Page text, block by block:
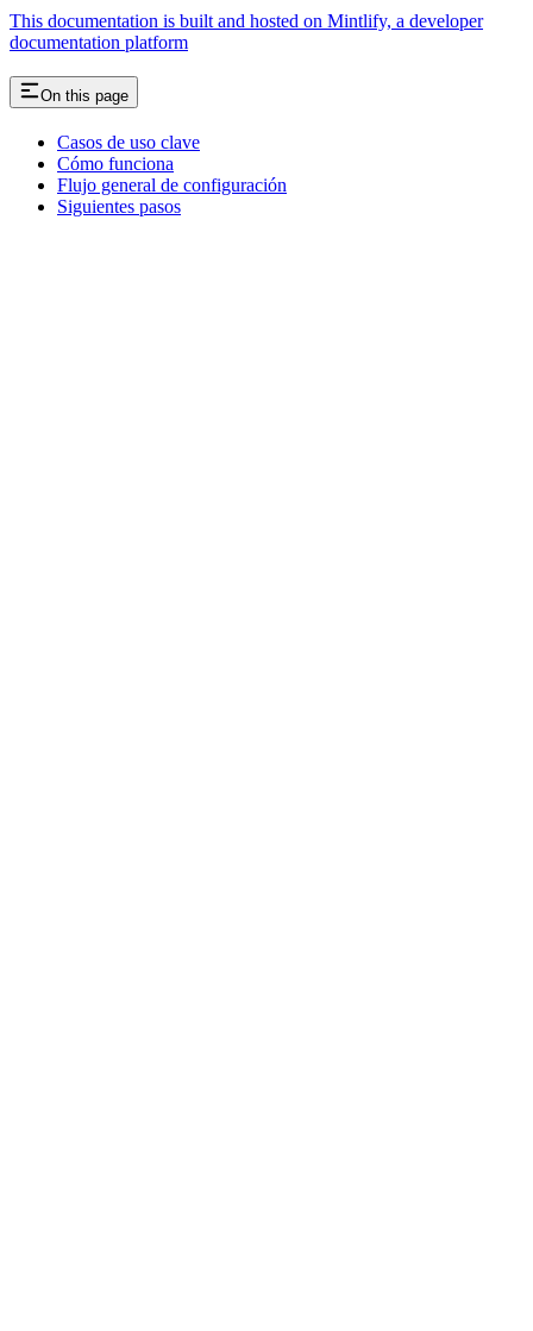
This documentation is built and hosted on Mintlify, a developer
documentation platform
On this page
Casos de uso clave
Cómo funciona
Flujo general de configuración
Siguientes pasos